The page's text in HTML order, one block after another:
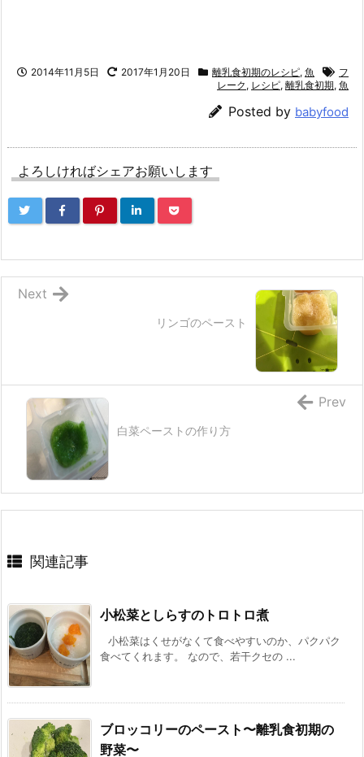
2014年11月5日 2017年1月20日 離乳食初期のレシピ, 魚
フ
レーク , レシピ, 離乳食初期, 魚
Posted by babyfood
よろしければシェアお願いします
リンゴのペースト
Next
白菜ペーストの作り方
Prev
関連記事
小松菜としらすのトロトロ煮
小松菜はくせがなくて食べやすいのか、パクパク
食べてくれます。 なので、若干クセの ...
ブロッコリーのペースト〜離乳食初期の
野菜〜